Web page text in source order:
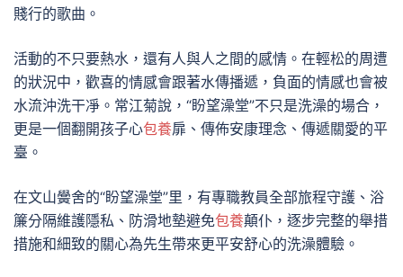
賤行的歌曲。
活動的不只要熱水，還有人與人之間的感情。在輕松的周遭
的狀況中，歡喜的情感會跟著水傳播遞，負面的情感也會被
水流沖洗干凈。常江菊說，“盼望澡堂”不只是洗澡的場合，
更是一個翻開孩子心包養扉、傳佈安康理念、傳遞關愛的平
臺。
在文山黌舍的“盼望澡堂”里，有專職教員全部旅程守護、浴
簾分隔維護隱私、防滑地墊避免包養顛仆，逐步完整的舉措
措施和細致的關心為先生帶來更平安舒心的洗澡體驗。